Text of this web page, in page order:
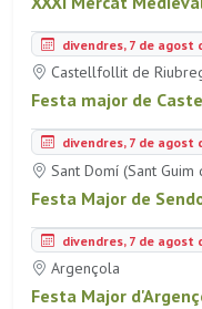
divendres, 7 de agost
Castellfollit de
Festa major de
divendres, 7 de agost
Sant Domí (Sant
Festa Major de
divendres, 7 de agost
Argençola
Festa Major